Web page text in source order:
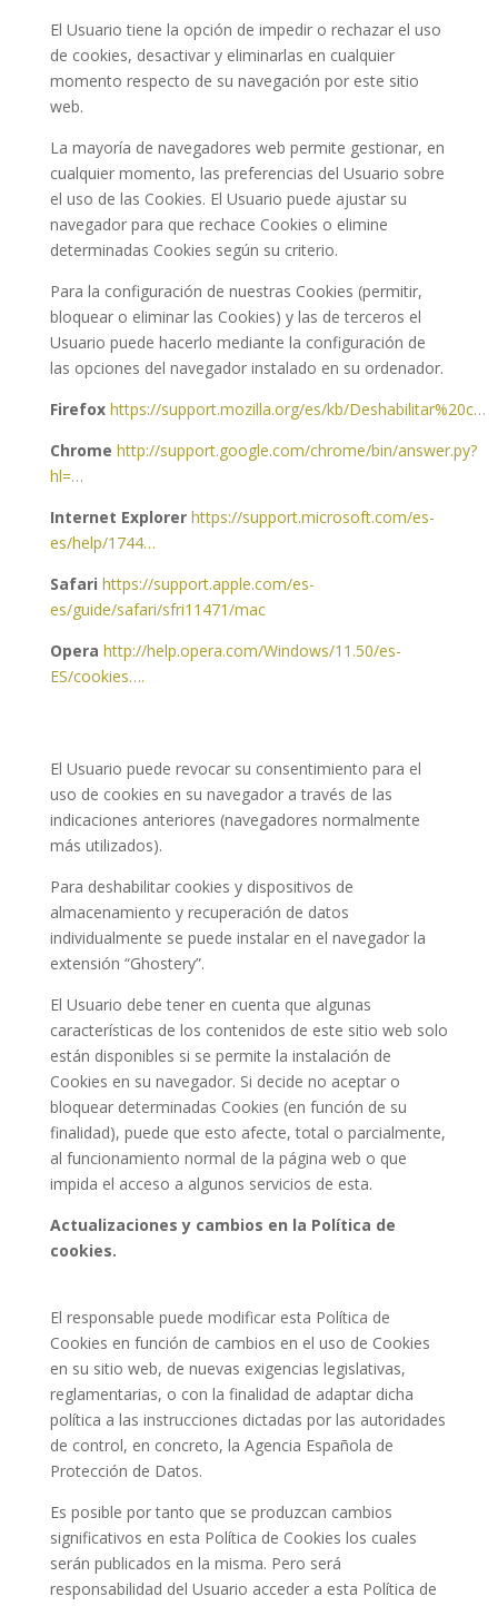
El Usuario tiene la opción de impedir o rechazar el uso
de cookies, desactivar y eliminarlas en cualquier
momento respecto de su navegación por este sitio
web.
La mayoría de navegadores web permite gestionar, en
cualquier momento, las preferencias del Usuario sobre
el uso de las Cookies. El Usuario puede ajustar su
navegador para que rechace Cookies o elimine
determinadas Cookies según su criterio.
Para la configuración de nuestras Cookies (permitir,
bloquear o eliminar las Cookies) y las de terceros el
Usuario puede hacerlo mediante la configuración de
las opciones del navegador instalado en su ordenador.
Firefox https://support.mozilla.org/es/kb/Deshabilitar%20c…
Chrome http://support.google.com/chrome/bin/answer.py?
hl=…
Internet Explorer https://support.microsoft.com/es-
es/help/1744…
Safari https://support.apple.com/es-
es/guide/safari/sfri11471/mac
Opera http://help.opera.com/Windows/11.50/es-
ES/cookies….
El Usuario puede revocar su consentimiento para el
uso de cookies en su navegador a través de las
indicaciones anteriores (navegadores normalmente
más utilizados).
Para deshabilitar cookies y dispositivos de
almacenamiento y recuperación de datos
individualmente se puede instalar en el navegador la
extensión “Ghostery”.
El Usuario debe tener en cuenta que algunas
características de los contenidos de este sitio web solo
están disponibles si se permite la instalación de
Cookies en su navegador. Si decide no aceptar o
bloquear determinadas Cookies (en función de su
finalidad), puede que esto afecte, total o parcialmente,
al funcionamiento normal de la página web o que
impida el acceso a algunos servicios de esta.
Actualizaciones y cambios en la Política de
cookies.
El responsable puede modificar esta Política de
Cookies en función de cambios en el uso de Cookies
en su sitio web, de nuevas exigencias legislativas,
reglamentarias, o con la finalidad de adaptar dicha
política a las instrucciones dictadas por las autoridades
de control, en concreto, la Agencia Española de
Protección de Datos.
Es posible por tanto que se produzcan cambios
significativos en esta Política de Cookies los cuales
serán publicados en la misma. Pero será
responsabilidad del Usuario acceder a esta Política de